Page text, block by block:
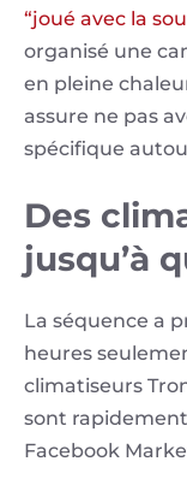
“joué avec la
organisé une
en pleine
assure ne pas
spécifique
Des
jusqu’à
La séquence a
heures
climatiseurs
sont
Facebook